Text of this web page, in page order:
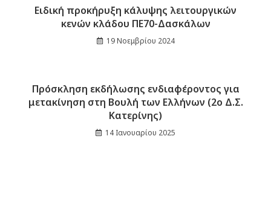
Ειδική προκήρυξη κάλυψης λειτουργικών
κενών κλάδου ΠΕ70-Δασκάλων
19 Νοεμβρίου 2024
Πρόσκληση εκδήλωσης ενδιαφέροντος για
μετακίνηση στη Βουλή των Ελλήνων (2ο Δ.Σ.
Κατερίνης)
14 Ιανουαρίου 2025